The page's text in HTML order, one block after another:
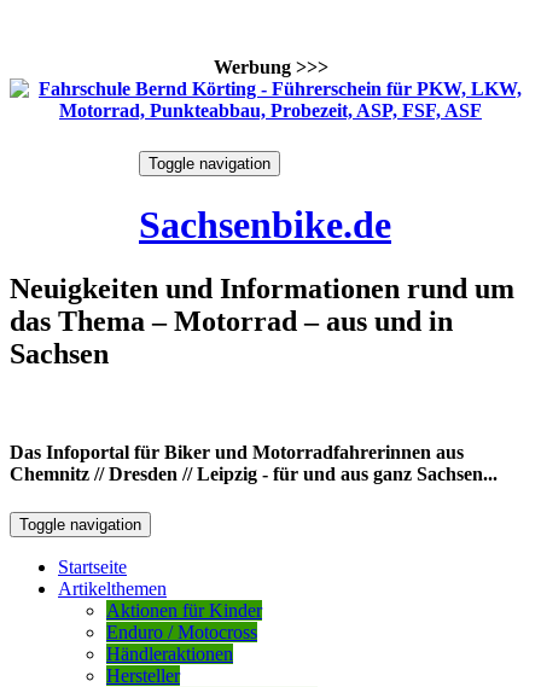
Werbung >>>
Toggle navigation
Sachsenbike.de
Neuigkeiten und Informationen rund um
das Thema – Motorrad – aus und in
Sachsen
Das Infoportal für Biker und Motorradfahrerinnen aus
Chemnitz // Dresden // Leipzig - für und aus ganz Sachsen...
Toggle navigation
Startseite
Artikelthemen
Aktionen für Kinder
Enduro / Motocross
Händleraktionen
Hersteller